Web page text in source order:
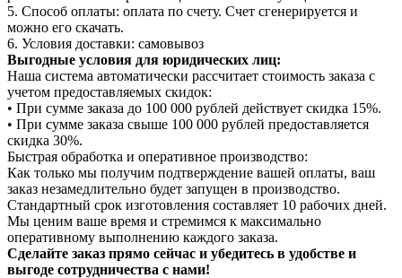
5. Способ оплаты: оплата по счету. Счет сгенерируется и
можно его скачать.
6. Условия доставки: самовывоз
Выгодные условия для юридических лиц:
Наша система автоматически рассчитает стоимость заказа с
учетом предоставляемых скидок:
• При сумме заказа до 100 000 рублей действует скидка 15%.
• При сумме заказа свыше 100 000 рублей предоставляется
скидка 30%.
Быстрая обработка и оперативное производство:
Как только мы получим подтверждение вашей оплаты, ваш
заказ незамедлительно будет запущен в производство.
Стандартный срок изготовления составляет 10 рабочих дней.
Мы ценим ваше время и стремимся к максимально
оперативному выполнению каждого заказа.
Сделайте заказ прямо сейчас и убедитесь в удобстве и
выгоде сотрудничества с нами!